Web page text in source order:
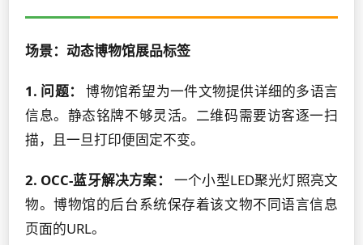
场景：动态博物馆展品标签
1. 问题：
博物馆希望为一件文物提供详细的多语言
信息。静态铭牌不够灵活。二维码需要访客逐一扫
描，且一旦打印便固定不变。
2. OCC-蓝牙解决方案：
一个小型LED聚光灯照亮文
物。博物馆的后台系统保存着该文物不同语言信息
页面的URL。